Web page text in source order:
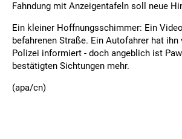
Fahndung mit Anzeigentafeln soll neue
Ein kleiner Hoffnungsschimmer: Ein
befahrenen Straße. Ein Autofahrer hat
Polizei informiert - doch angeblich ist
bestätigten Sichtungen mehr.
(apa/cn)